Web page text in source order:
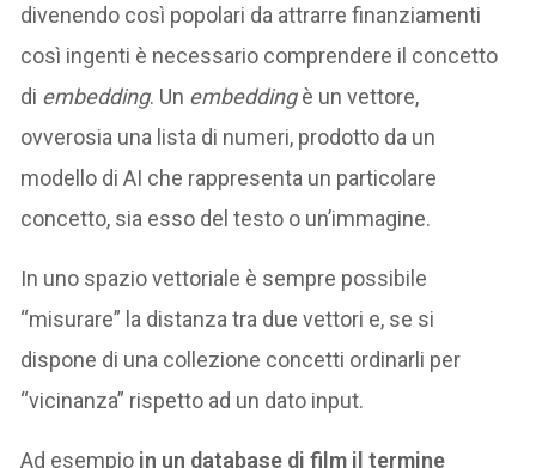
divenendo così popolari da attrarre finanziamenti
così ingenti è necessario comprendere il concetto
di embedding. Un embeddingè un vettore,
ovverosia una lista di numeri, prodotto da un
modello di AI che rappresenta un particolare
concetto, sia esso del testo o un’immagine.
In uno spazio vettoriale è sempre possibile
“misurare” la distanza tra due vettori e, se si
dispone di una collezione concetti ordinarli per
“vicinanza” rispetto ad un dato input.
Ad esempio in un database di film il termine